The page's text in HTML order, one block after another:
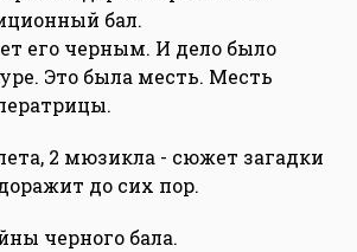
бал.
его черным. И дело было
Это была месть. Месть
2 мюзикла - сюжет загадки
до сих пор.
черного бала.